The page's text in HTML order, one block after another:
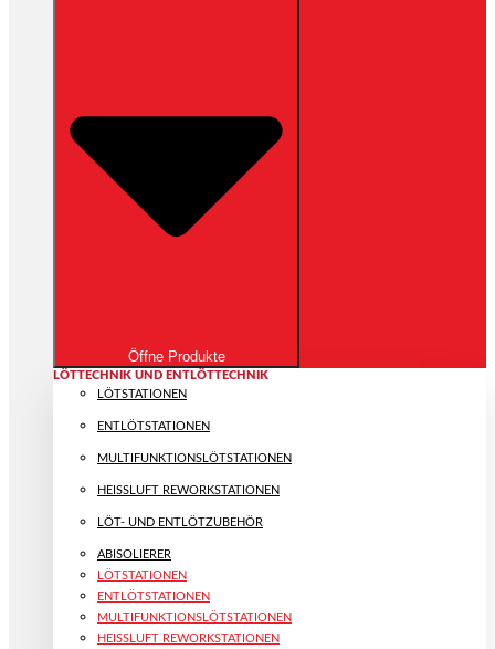
Öffne Produkte
LÖTTECHNIK UND ENTLÖTTECHNIK
LÖTSTATIONEN
ENTLÖTSTATIONEN
MULTIFUNKTIONS­LÖTSTATIONEN
HEISSLUFT REWORKSTATIONEN
LÖT- UND ENTLÖTZUBEHÖR
ABISOLIERER
LÖTSTATIONEN
ENTLÖTSTATIONEN
MULTIFUNKTIONS­LÖTSTATIONEN
HEISSLUFT REWORKSTATIONEN